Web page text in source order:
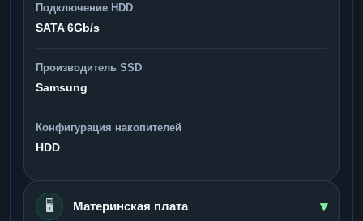
Подключение HDD
SATA 6Gb/s
Производитель SSD
Samsung
Конфигурация накопителей
HDD
🖥️ Материнская плата ▾